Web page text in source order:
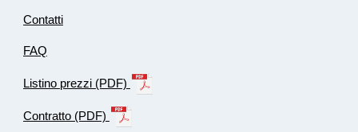
Contatti
FAQ
Listino prezzi (PDF)
Contratto (PDF)